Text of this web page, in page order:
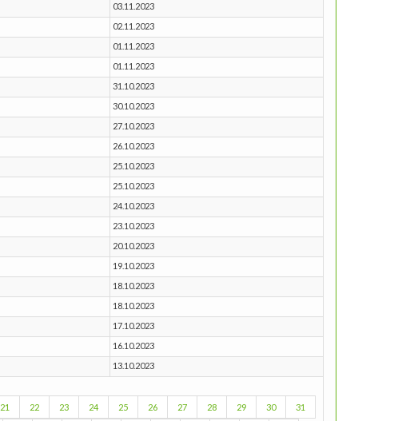
03.11.2023
02.11.2023
01.11.2023
01.11.2023
31.10.2023
30.10.2023
27.10.2023
26.10.2023
25.10.2023
25.10.2023
24.10.2023
23.10.2023
20.10.2023
19.10.2023
18.10.2023
18.10.2023
17.10.2023
16.10.2023
13.10.2023
21 22 23 24 25 26 27 28 29 30 31